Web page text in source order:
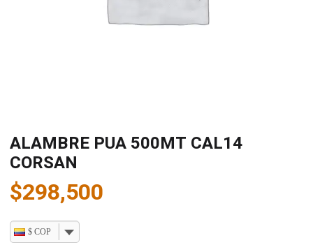
ALAMBRE PUA 500MT CAL14
CORSAN
$298,500
$ COP